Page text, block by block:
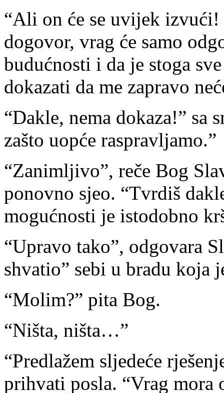
“Ali on će se uvijek
dogovor, vrag će samo
budućnosti i da je stoga
dokazati da me zapravo
“Dakle, nema dokaza!” sa
zašto uopće raspravljamo.”
“Zanimljivo”, reče Bog
ponovno sjeo. “Tvrdiš
mogućnosti je istodobno
“Upravo tako”, odgovara
shvatio” sebi u bradu koja
“Molim?” pita Bog.
“Ništa, ništa…”
“Predlažem sljedeće
prihvati posla. “Vrag